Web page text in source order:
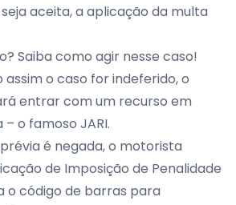
aceita, a aplicação da multa
Saiba como agir nesse caso!
assim o caso for indeferido, o
entrar com um recurso em
o famoso JARI.
é negada, o motorista
de Imposição de Penalidade
o código de barras para